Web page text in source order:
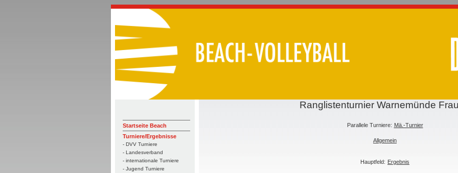
Startseite Beach
Turniere/Ergebnisse
- DVV Turniere
- Landesverband
- internationale Turniere
- Jugend Turniere
Ranglistenturnier Warnemünde
Parallele Turniere: Mä.-Turnier
Allgemein
Hauptfeld: Ergebnis